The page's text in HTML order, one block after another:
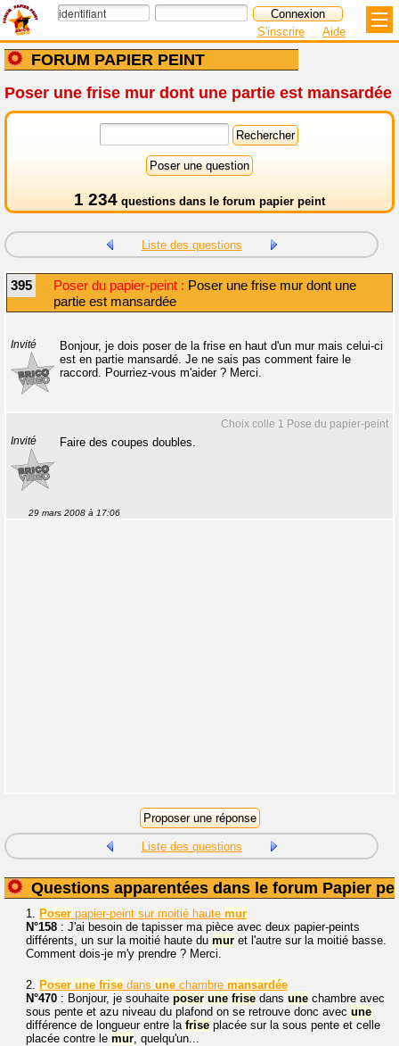
FORUM PAPIER PEINT
S'inscrire Aide
Poser une frise mur dont une partie est mansardée
1 234 questions dans le forum papier peint
Liste des questions
395 Poser du papier-peint : Poser une frise mur dont une
partie est mansardée
Invité
Bonjour, je dois poser de la frise en haut d'un mur mais celui-ci
est en partie mansardé. Je ne sais pas comment faire le
raccord. Pourriez-vous m'aider ? Merci.
Choix colle 1 Pose du papier-peint
Invité Faire des coupes doubles.
29 mars 2008 à 17:06
Liste des questions
Questions apparentées dans le forum Papier
1. Poser papier-peint sur moitié haute mur
N°158 : J'ai besoin de tapisser ma pièce avec deux papier-peints
différents, un sur la moitié haute du mur et l'autre sur la moitié basse.
Comment dois-je m'y prendre ? Merci.
2. Poser une frise dans une chambre mansardée
N°470 : Bonjour, je souhaite poser une frise dans une chambre avec
sous pente et azu niveau du plafond on se retrouve donc avec une
différence de longueur entre la frise placée sur la sous pente et celle
placée contre le mur, quelqu'un...